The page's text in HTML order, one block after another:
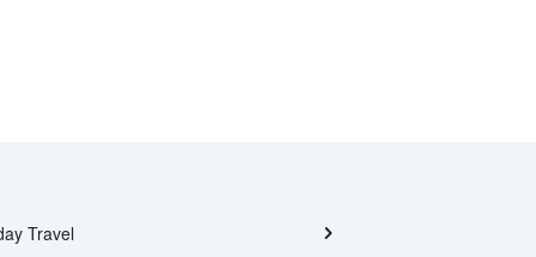
Travel